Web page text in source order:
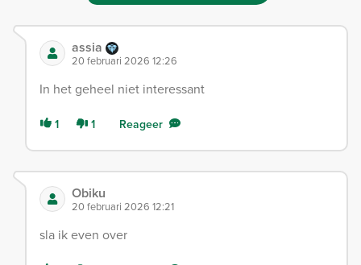
assia
20 februari 2026 12:26
In het geheel niet interessant
1 1 Reageer
Obiku
20 februari 2026 12:21
sla ik even over